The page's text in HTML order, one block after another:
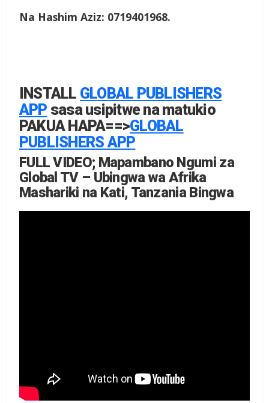
Na Hashim Aziz: 0719401968.
INSTALL GLOBAL PUBLISHERS
APP sasa usipitwe na matukio
PAKUA HAPA==>GLOBAL
PUBLISHERS APP
FULL VIDEO; Mapambano Ngumi za
Global TV – Ubingwa wa Afrika
Mashariki na Kati, Tanzania Bingwa